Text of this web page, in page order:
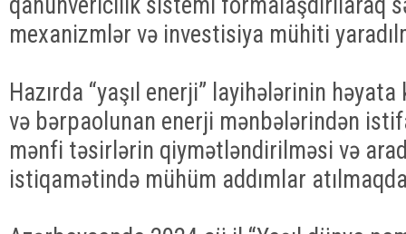
mexanizmlər və investisiya mühiti
Hazırda “yaşıl enerji” layihələrinin
və bərpaolunan enerji mənbələrindən
mənfi təsirlərin qiymətləndirilməsi və
istiqamətində mühüm addımlar